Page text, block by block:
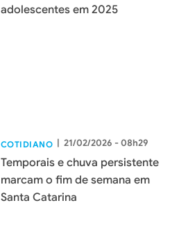
adolescentes em 2025
COTIDIANO | 21/02/2026 - 08h29
Temporais e chuva persistente
marcam o fim de semana em
Santa Catarina